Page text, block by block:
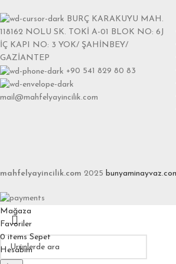
BURÇ KARAKUYU MAH.
118162 NOLU SK. TOKİ A-01 BLOK NO: 6J
İÇ KAPI NO: 3 YOK/ ŞAHİNBEY/
GAZİANTEP
+90 541 829 80 83
mail@mahfelyayincilik.com
mahfelyayincilik.com 2025
Mağaza
Favoriler
0items Sepet
Hesabım